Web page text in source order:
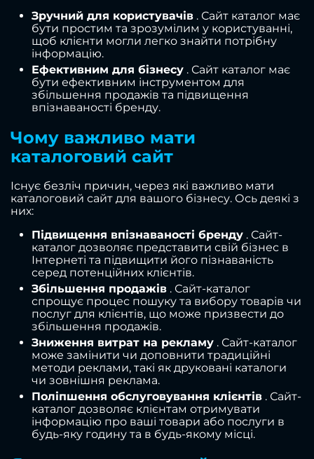
Зручний для користувачів . Сайт каталог має
бути простим та зрозумілим у користуванні,
щоб клієнти могли легко знайти потрібну
інформацію.
Ефективним для бізнесу . Сайт каталог має
бути ефективним інструментом для
збільшення продажів та підвищення
впізнаваності бренду.
Чому важливо мати
каталоговий сайт
Існує безліч причин, через які важливо мати
каталоговий сайт для вашого бізнесу. Ось деякі з
них:
Підвищення впізнаваності бренду . Сайт-
каталог дозволяє представити свій бізнес в
Інтернеті та підвищити його пізнаваність
серед потенційних клієнтів.
Збільшення продажів . Сайт-каталог
спрощує процес пошуку та вибору товарів чи
послуг для клієнтів, що може призвести до
збільшення продажів.
Зниження витрат на рекламу . Сайт-каталог
може замінити чи доповнити традиційні
методи реклами, такі як друковані каталоги
чи зовнішня реклама.
Поліпшення обслуговування клієнтів . Сайт-
каталог дозволяє клієнтам отримувати
інформацію про ваші товари або послуги в
будь-яку годину та в будь-якому місці.